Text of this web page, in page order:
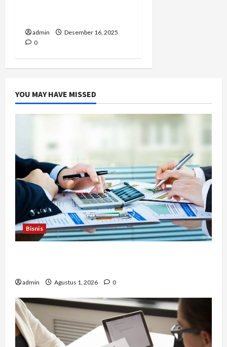
admin
Desember 16, 2025
0
YOU MAY HAVE MISSED
Bisnis
admin Agustus 1, 2026 0